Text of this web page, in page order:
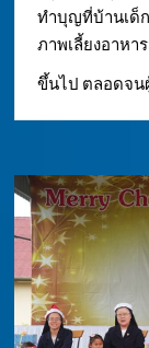
ทำบุญที่บ้านเด็ก
ภาพเลี้ยงอาหา
ขึ้นไป ตลอดจน